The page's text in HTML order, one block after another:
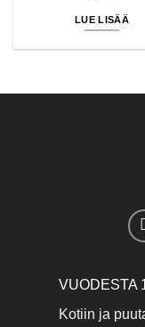
LUE LISÄÄ
VUODESTA
Kotiin ja